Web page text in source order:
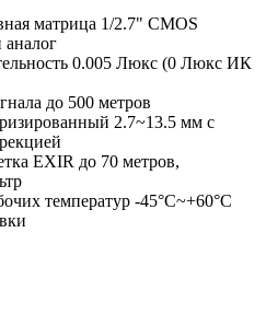
матрица 1/2.7" CMOS
0.005 Люкс (0 Люкс ИК
до 500 метров
2.7~13.5 мм c
EXIR до 70 метров,
температур -45°С~+60°С